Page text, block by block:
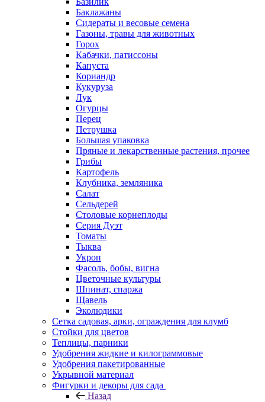
Баклажаны
Сидераты и весовые семена
Газоны, травы для животных
Горох
Кабачки, патиссоны
Капуста
Кориандр
Кукуруза
Лук
Огурцы
Перец
Петрушка
Большая упаковка
Пряные и лекарственные растения, прочее
Грибы
Картофель
Клубника, земляника
Салат
Сельдерей
Столовые корнеплоды
Серия Дуэт
Томаты
Тыква
Укроп
Фасоль, бобы, вигна
Цветочные культуры
Шпинат, спаржа
Щавель
Эколюдики
Сетка садовая, арки, ограждения для клумб
Стойки для цветов
Теплицы, парники
Удобрения жидкие и килограммовые
Удобрения пакетированные
Укрывной материал
Фигурки и декоры для сада
Назад